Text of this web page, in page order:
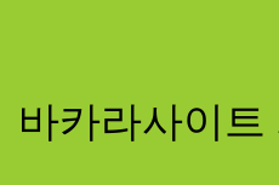
바카라사이트